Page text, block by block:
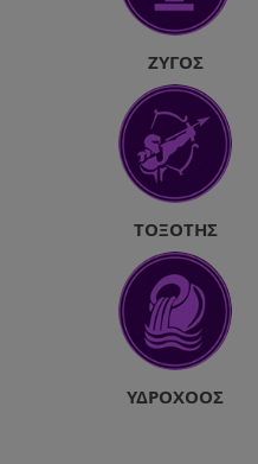
ΖΥΓΌΣ
ΤΟΞΌΤΗΣ
ΥΔΡΟΧΌΟΣ